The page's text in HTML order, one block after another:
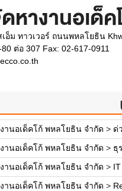
หางานอเด็
อ็ม ทาวเวอร์ ถนนพหลโยธิน
ต่อ 307 Fax: 02-617-0911
านอเด็คโก้ พหลโยธิน จำกัด > ด่
านอเด็คโก้ พหลโยธิน จำกัด > ธุ
านอเด็คโก้ พหลโยธิน จำกัด >
านอเด็คโก้ พหลโยธิน จำกัด >